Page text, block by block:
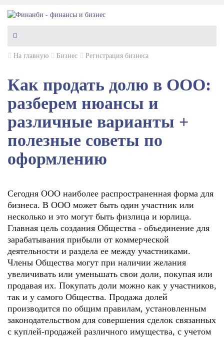
На главную Бизнес Регистрация бизнеса
Как продать долю в ООО:
разберем нюансы и
различные варианты +
полезные советы по
оформлению
Сегодня ООО наиболее распространенная форма для
бизнеса. В ООО может быть один участник или
несколько и это могут быть физлица и юрлица.
Главная цель создания Общества - объединение для
зарабатывания прибыли от коммерческой
деятельности и раздела ее между участниками.
Члены Общества могут при наличии желания
увеличивать или уменьшать свои доли, покупая или
продавая их. Покупать доли можно как у участников,
так и у самого Общества. Продажа долей
производится по общим правилам, установленным
законодательством для совершения сделок связанных
с куплей-продажей различного имущества, с учетом